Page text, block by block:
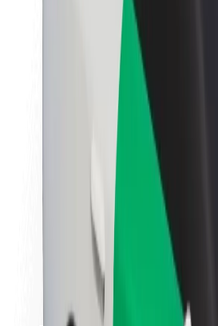
Bærekraft hos Bolt
Prosjekt Zero
Nyhetsrom
Retningslinjer for varemerke
Investorrelasjoner
Ledelse
Merkevare
Media
Urban Fund